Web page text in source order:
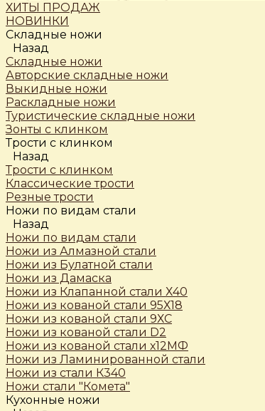
ХИТЫ ПРОДАЖ
НОВИНКИ
Складные ножи
Назад
Складные ножи
Авторские складные ножи
Выкидные ножи
Раскладные ножи
Туристические складные ножи
Зонты с клинком
Трости c клинком
Назад
Трости c клинком
Классические трости
Резные трости
Ножи по видам стали
Назад
Ножи по видам стали
Ножи из Алмазной стали
Ножи из Булатной стали
Ножи из Дамаска
Ножи из Клапанной стали Х40
Ножи из кованой стали 95Х18
Ножи из кованой стали 9ХС
Ножи из кованой стали D2
Ножи из кованой стали х12МФ
Ножи из Ламинированной стали
Ножи из стали К340
Ножи стали "Комета"
Кухонные ножи